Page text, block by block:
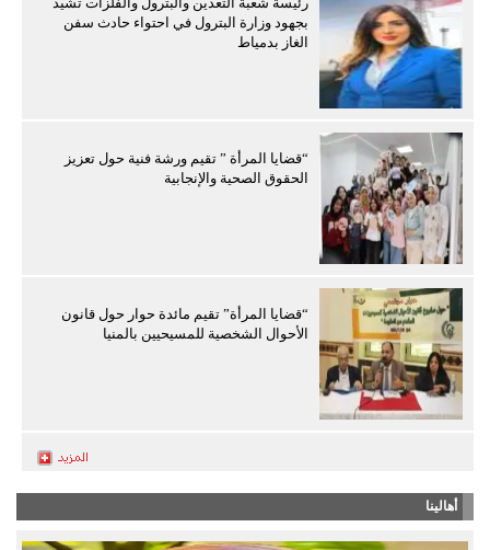
بجهود وزارة البترول في احتواء حادث سفن
الغاز بدمياط
“قضايا المرأة ” تقيم ورشة فنية حول تعزيز
الحقوق الصحية والإنجابية
“قضايا المرأة” تقيم مائدة حوار حول قانون
الأحوال الشخصية للمسيحيين بالمنيا
أهالينا